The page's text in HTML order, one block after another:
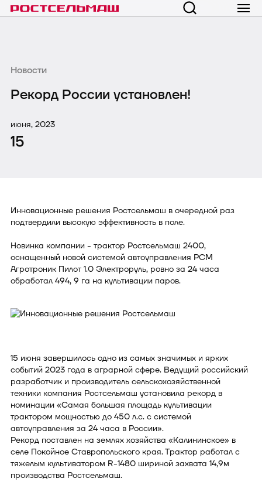
Новости
Рекорд России установлен!
июня, 2023
15
Инновационные решения Ростсельмаш в очередной раз
подтвердили высокую эффективность в поле.
Новинка компании - трактор Ростсельмаш 2400,
оснащенный новой системой автоуправления РСМ
Агротроник Пилот 1.0 Электроруль, ровно за 24 часа
обработал 494, 9 га на культивации паров.
15 июня завершилось одно из самых значимых и ярких
событий 2023 года в аграрной сфере. Ведущий российский
разработчик и производитель сельскохозяйственной
техники компания Ростсельмаш установила рекорд в
номинации «Самая большая площадь культивации
трактором мощностью до 450 л.с. с системой
автоуправления за 24 часа в России».
Рекорд поставлен на землях хозяйства «Калининское» в
селе Покойное Ставропольского края. Трактор работал с
тяжелым культиватором R-1480 шириной захвата 14,9м
производства Ростсельмаш.